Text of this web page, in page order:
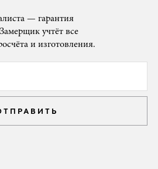
— гарантия
учтёт все
и изготовления.